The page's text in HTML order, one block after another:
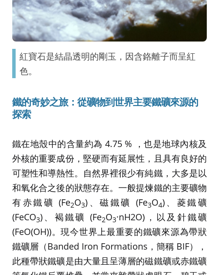
紅寶石是結晶透明的剛玉，因含鉻離子而呈紅
色。
鐵的奇妙之旅：從礦物到世界主要鐵礦來源的
探索
鐵在地殼中的含量約為 4.75 % ，也是地球內核及
外核的重要成份，堅硬而有延展性，且具有良好的
可塑性和導熱性。自然界裡很少有純鐵，大多是以
和氧化合之後的狀態存在。一般提煉鐵的主要礦物
有赤鐵礦 (Fe2O3)、磁鐵礦 (Fe3O4)、菱鐵礦
(FeCO3)、褐鐵礦 (Fe2O3·nH2O)，以及針鐵礦
(FeO(OH))。現今世界上最重要的鐵礦來源為帶狀
鐵礦層（Banded Iron Formations，簡稱 BIF），
此種帶狀鐵礦是由大量且呈薄層的磁鐵礦或赤鐵礦